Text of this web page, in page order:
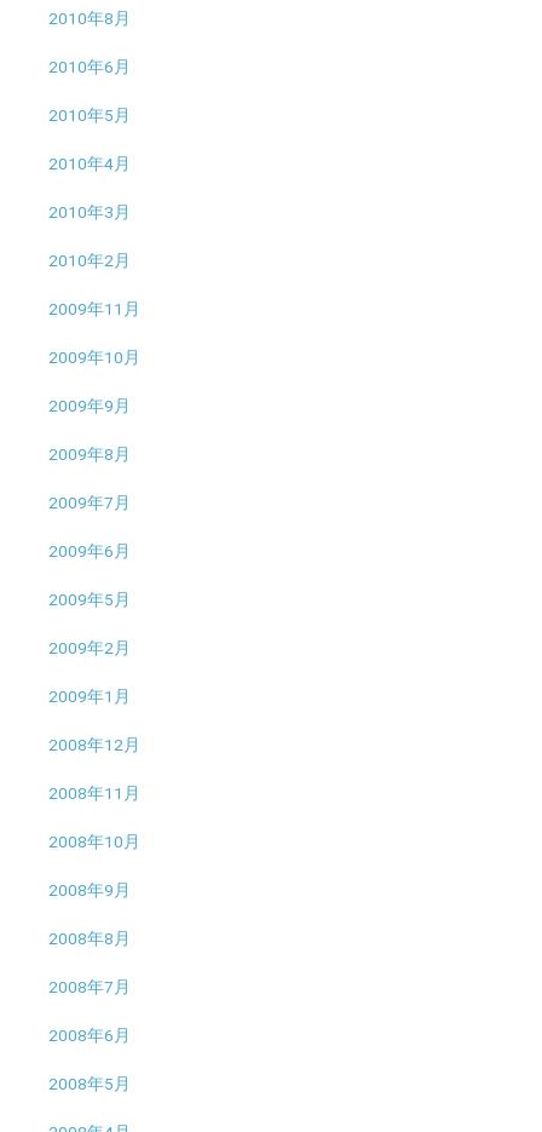
2010年8月
2010年6月
2010年5月
2010年4月
2010年3月
2010年2月
2009年11月
2009年10月
2009年9月
2009年8月
2009年7月
2009年6月
2009年5月
2009年2月
2009年1月
2008年12月
2008年11月
2008年10月
2008年9月
2008年8月
2008年7月
2008年6月
2008年5月